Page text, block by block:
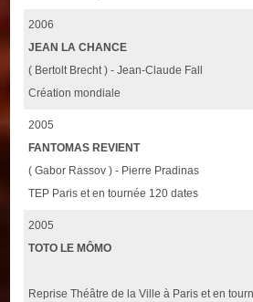
2006
JEAN LA CHANCE
( Bertolt Brecht ) - Jean-Claude Fall
Création mondiale
2005
FANTOMAS REVIENT
( Gabor Rassov ) - Pierre Pradinas
TEP Paris et en tournée 120 dates
2005
TOTO LE MÔMO
Reprise Théâtre de la Ville à Paris et en